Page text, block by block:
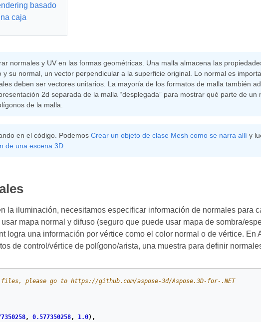
basado
caja
normales y UV en las formas geométricas. Una malla almacena las
su normal, un vector perpendicular a la superficie original. Lo normal es
deben ser vectores unitarios. La mayoría de los formatos de malla también
2d separada de la malla “desplegada” para mostrar qué parte de un
de la malla.
en el código. Podemos Crear un objeto de clase Mesh como se narra allíy
de una escena 3D.
la iluminación, necesitamos especificar información de normales para
mapa normal y difuso (seguro que puede usar mapa de sombra/
logra una información por vértice como el color normal o de vértice. En
de control/vértice de polígono/arista, una muestra para definir
please go to https://github.com/aspose-3d/Aspose.3D-for-.NET
, 0.577350258, 1.0),